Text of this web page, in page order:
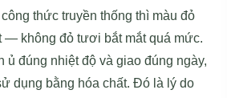
thức truyền thống thì màu đỏ
— không đỏ tươi bắt mắt quá mức.
ủ đúng nhiệt độ và giao đúng ngày,
dụng bằng hóa chất. Đó là lý do